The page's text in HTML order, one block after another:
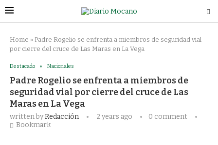
Home » Padre Rogelio se enfrenta a miembros de seguridad vial
por cierre del cruce de Las Maras en La Vega
Destacado Nacionales
Padre Rogelio se enfrenta a miembros de
seguridad vial por cierre del cruce de Las
Maras en La Vega
written byRedacción 2 years ago
0 comment
Bookmark